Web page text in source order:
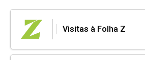
Visitas à Folha Z